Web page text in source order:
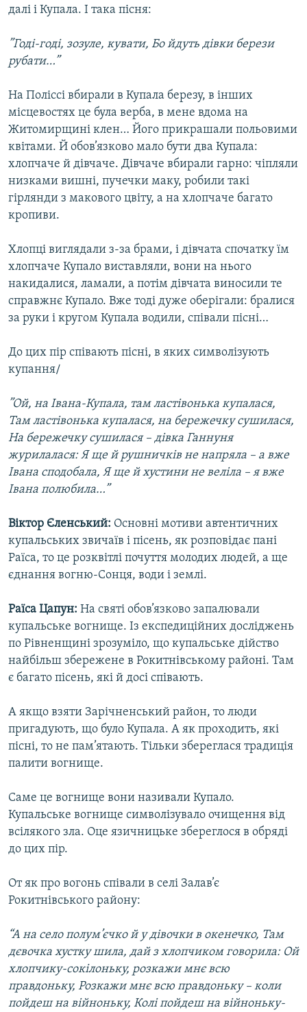
далі і Купала. І така пісня:
”Годі-годі, зозуле, кувати, Бо йдуть дівки берези
рубати…”
На Поліссі вбирали в Купала березу, в інших
місцевостях це була верба, в мене вдома на
Житомирщині клен… Його прикрашали польовими
квітами. Й обов’язково мало бути два Купала:
хлопчаче й дівчаче. Дівчаче вбирали гарно: чіпляли
низками вишні, пучечки маку, робили такі
гірлянди з макового цвіту, а на хлопчаче багато
кропиви.
Хлопці виглядали з-за брами, і дівчата спочатку їм
хлопчаче Купало виставляли, вони на нього
накидалися, ламали, а потім дівчата виносили те
справжнє Купало. Вже тоді дуже оберігали: бралися
за руки і кругом Купала водили, співали пісні…
До цих пір співають пісні, в яких символізують
купання/
”Ой, на Івана-Купала, там ластівонька купалася,
Там ластівонька купалася, на бережечку сушилася,
На бережечку сушилася – дівка Ганнуня
журилалася: Я ще й рушничків не напряла – а вже
Івана сподобала, Я ще й хустини не веліла – я вже
Івана полюбила…”
Віктор Єленський: Основні мотиви автентичних
купальських звичаїв і пісень, як розповідає пані
Раїса, то це розквітлі почуття молодих людей, а ще
єднання вогню-Сонця, води і землі.
Раїса Цапун: На святі обов’язково запалювали
купальське вогнище. Із експедиційних досліджень
по Рівненщині зрозуміло, що купальське дійство
найбільш збережене в Рокитнівському районі. Там
є багато пісень, які й досі співають.
А якщо взяти Зарічненський район, то люди
пригадують, що було Купала. А як проходить, які
пісні, то не пам’ятають. Тільки збереглася традиція
палити вогнище.
Саме це вогнище вони називали Купало.
Купальське вогнище символізувало очищення від
всілякого зла. Оце язичницьке збереглося в обряді
до цих пір.
От як про вогонь співали в селі Залав’є
Рокитнівського району:
“А на село полум’єчко й у дівочки в окенечко, Там
дєвочка хустку шила, дай з хлопчиком говорила: Ой
хлопчику-сокілоньку, розкажи мнє всю
правдоньку, Розкажи мнє всю правдоньку – коли
пойдеш на війноньку, Колі пойдеш на війноньку-